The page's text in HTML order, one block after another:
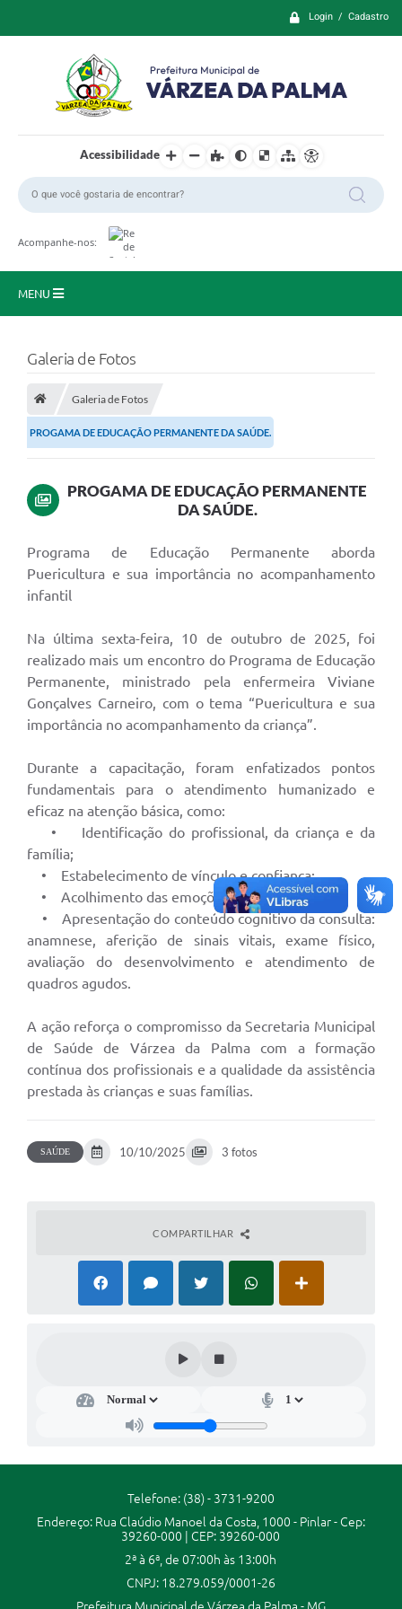
Login / Cadastro
Acessibilidade
Acompanhe-nos:
MENU
Prefeitura
Empresas
Cidadão
Servidor
Transparência
COVID-19
Patrimônio Cultural
Lei Aldir Blanc
Contato
Editais
A Prefeitura
A Nossa Cidade
Enfrentando o COVID-19
Contratos
Audiências Públicas
Carta de Serviços
Obras
Contas Públicas
Serviços Online
Enquete
Galeria de Fotos
Galeria de Fotos
PROGAMA DE EDUCAÇÃO PERMANENTE DA SAÚDE.
PROGAMA DE EDUCAÇÃO PERMANENTE
DA SAÚDE.
Programa de Educação Permanente aborda
Puericultura e sua importância no acompanhamento
infantil
Na última sexta-feira, 10 de outubro de 2025, foi
realizado mais um encontro do Programa de Educação
Permanente, ministrado pela enfermeira Viviane
Gonçalves Carneiro, com o tema “Puericultura e sua
importância no acompanhamento da criança”.
Durante a capacitação, foram enfatizados pontos
fundamentais para o atendimento humanizado e
eficaz na atenção básica, como:
• Identificação do profissional, da criança e da
família;
• Estabelecimento de vínculo e confiança;
• Acolhimento das emoções;
• Apresentação do conteúdo cognitivo da consulta:
anamnese, aferição de sinais vitais, exame físico,
avaliação do desenvolvimento e atendimento de
quadros agudos.
A ação reforça o compromisso da Secretaria Municipal
de Saúde de Várzea da Palma com a formação
contínua dos profissionais e a qualidade da assistência
prestada às crianças e suas famílias.
SAÚDE 10/10/2025 3 fotos
COMPARTILHAR
Telefone: (38) - 3731-9200
Endereço: Rua Claúdio Manoel da Costa, 1000 - Pinlar - Cep:
39260-000 | CEP: 39260-000
2ª à 6ª, de 07:00h às 13:00h
CNPJ: 18.279.059/0001-26